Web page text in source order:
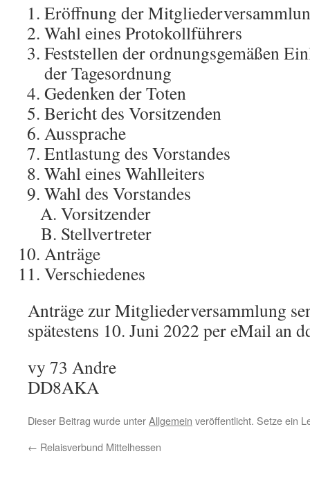
Eröffnung der
Wahl eines Protokollführers
Feststellen der ordnungsgemäßen
der Tagesordnung
Gedenken der Toten
Bericht des Vorsitzenden
Aussprache
Entlastung des Vorstandes
Wahl eines Wahlleiters
Wahl des Vorstandes
Vorsitzender
Stellvertreter
Anträge
Verschiedenes
Anträge zur Mitgliederversammlung
spätestens 10. Juni 2022 per eMail an
vy 73 Andre
DD8AKA
Dieser Beitrag wurde unterAllgemein veröffentlicht. Setze ein
← Relaisverbund Mittelhessen